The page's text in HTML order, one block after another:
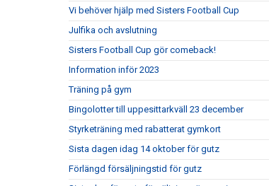
Vi behöver hjälp med Sisters Football Cup
Julfika och avslutning
Sisters Football Cup gör comeback!
Information inför 2023
Träning på gym
Bingolotter till uppesittarkväll 23 december
Styrketräning med rabatterat gymkort
Sista dagen idag 14 oktober för gutz
Förlängd försäljningstid för gutz